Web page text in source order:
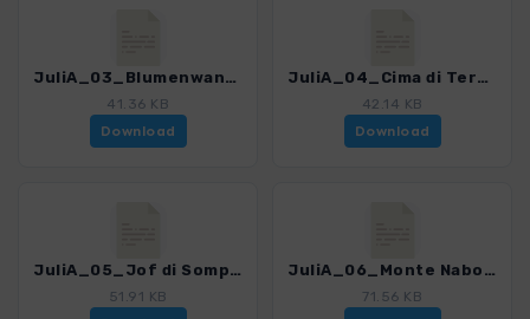
JuliA_03_Blumenwanderung Altipiano del Montasio_0366_2.gpx
41.36 KB
Download
JuliA_04_Cima di Terrarossa_0366_2.gpx
42.14 KB
Download
JuliA_05_Jof di Sompdogna_0366_2.gpx
51.91 KB
JuliA_06_Monte Nabois Grande_0366_2.gpx
71.56 KB